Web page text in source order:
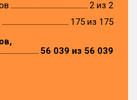
2 из 2
175 из 175
56 039 из 56 039